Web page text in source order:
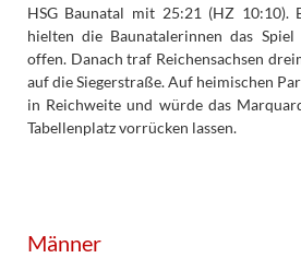
HSG Baunatal mit 25:21 (HZ 10:10).
hielten die Baunatalerinnen das
offen. Danach traf Reichensachsen
auf die Siegerstraße. Auf heimischen
in Reichweite und würde das
Tabellenplatz vorrücken lassen.
Männer